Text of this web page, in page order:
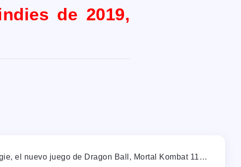
de 2019,
el nuevo juego de Dragon Ball, Mortal Kombat 11…